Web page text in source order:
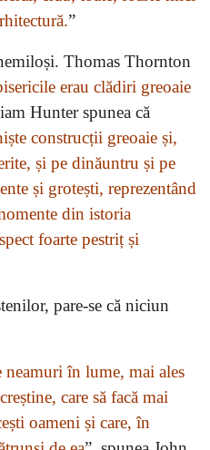
”
Thomas Thornton
erau clădiri greoaie
Hunter spunea că
construcții greoaie și,
și pe dinăuntru și pe
și grotești, reprezentând
din istoria
foarte pestriț și
pare-se că niciun
în lume, mai ales
care să facă mai
oameni și care, în